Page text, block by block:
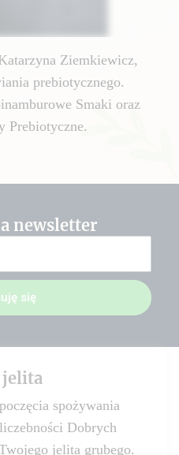
Ziemkiewicz,
prebiotycznego.
Smaki oraz
Prebiotyczne.
newsletter
się
jelita
spożywania
Dobrych
jelita grubego.